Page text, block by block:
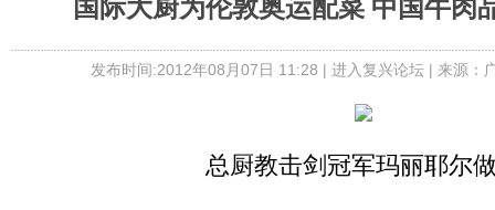
国际大厨为伦敦奥运配菜 中国牛肉
发布时间:2012年08月07日 11:28 | 进入复兴论坛| 来源：
总厨教击剑冠军玛丽耶尔